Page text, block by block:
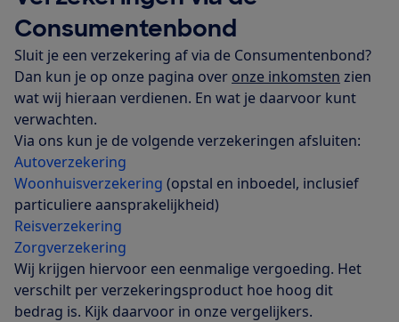
Consumentenbond
Sluit je een verzekering af via de Consumentenbond?
Dan kun je op onze pagina over onze inkomsten zien
wat wij hieraan verdienen. En wat je daarvoor kunt
verwachten.
Via ons kun je de volgende verzekeringen afsluiten:
Autoverzekering
Woonhuisverzekering (opstal en inboedel, inclusief
particuliere aansprakelijkheid)
Reisverzekering
Zorgverzekering
Wij krijgen hiervoor een eenmalige vergoeding. Het
verschilt per verzekeringsproduct hoe hoog dit
bedrag is. Kijk daarvoor in onze vergelijkers.